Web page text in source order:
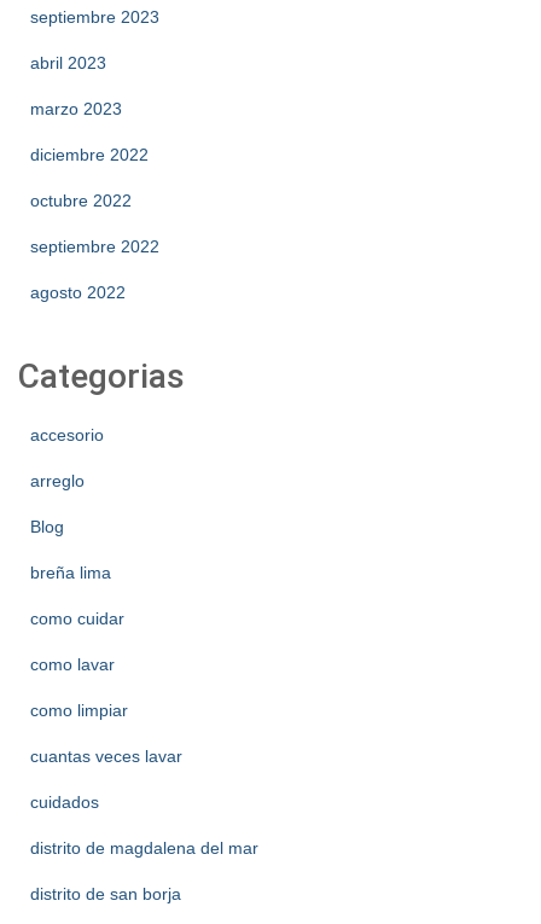
septiembre 2023
abril 2023
marzo 2023
diciembre 2022
octubre 2022
septiembre 2022
agosto 2022
Categorias
accesorio
arreglo
Blog
breña lima
como cuidar
como lavar
como limpiar
cuantas veces lavar
cuidados
distrito de magdalena del mar
distrito de san borja